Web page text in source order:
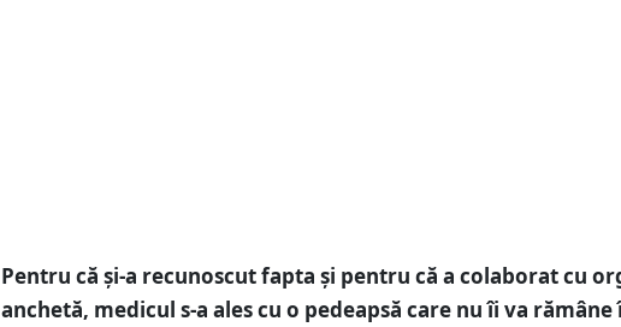
Pentru că și-a recunoscut fapta și pentru că a colaborat cu
anchetă, medicul s-a ales cu o pedeapsă care nu îi va rămâne